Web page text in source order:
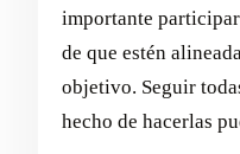
importante
de que estén
objetivo. Seguir
hecho de hacerlas